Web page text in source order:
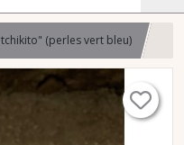
"tchikito" (perles vert bleu)